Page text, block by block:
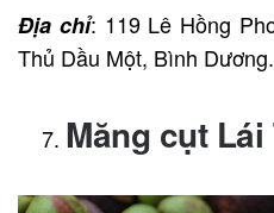
Địa chỉ: 119 Lê Hồng
Thủ Dầu Một, Bình Dương.
Măng cụt